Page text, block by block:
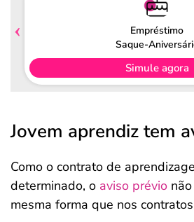
Empréstimo
Saque-
Simule agora
Jovem aprendiz tem
Como o contrato de
determinado, o aviso prévio
mesma forma que nos